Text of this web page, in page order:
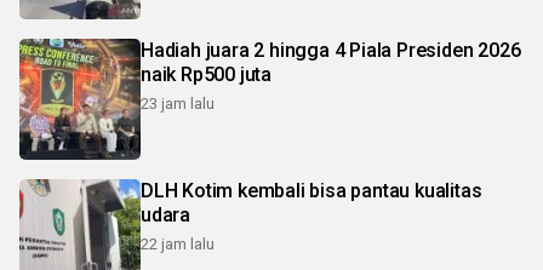
Hadiah juara 2 hingga 4 Piala Presiden 2026
naik Rp500 juta
23 jam lalu
DLH Kotim kembali bisa pantau kualitas
udara
22 jam lalu